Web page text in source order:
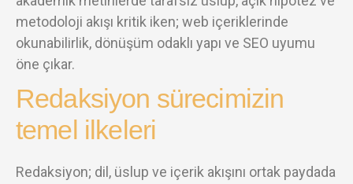
metodoloji akışı kritik iken; web içeriklerinde
okunabilirlik, dönüşüm odaklı yapı ve SEO uyumu
öne çıkar.
Redaksiyon sürecimizin
temel ilkeleri
Redaksiyon; dil, üslup ve içerik akışını ortak paydada